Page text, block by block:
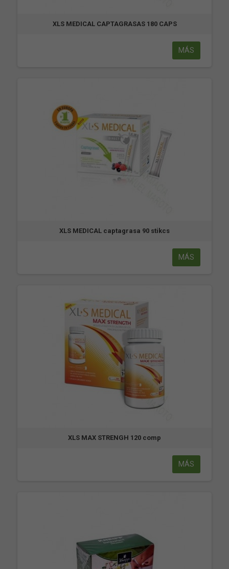
XLS MEDICAL CAPTAGRASAS 180 CAPS
MÁS
XLS MEDICAL captagrasa 90 stikcs
MÁS
XLS MAX STRENGH 120 comp
MÁS